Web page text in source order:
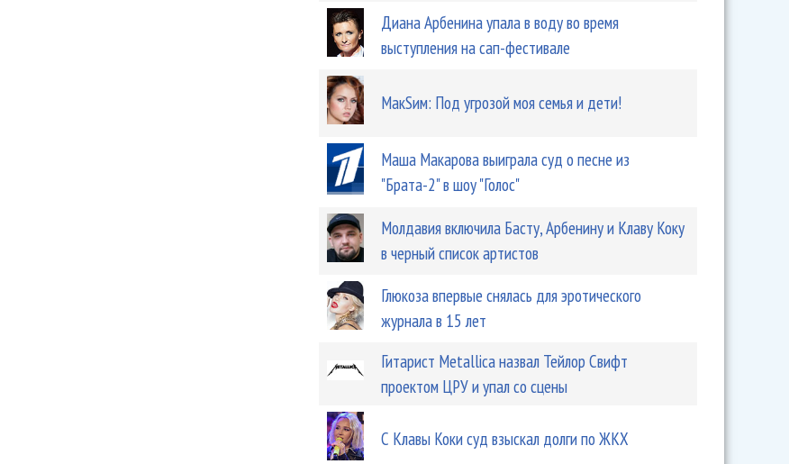
Диана Арбенина упала в воду во время
выступления на сап-фестивале
МакSим: Под угрозой моя семья и дети!
Маша Макарова выиграла суд о песне из
"Брата-2" в шоу "Голос"
Молдавия включила Басту, Арбенину и Клаву Коку
в черный список артистов
Глюкоза впервые снялась для эротического
журнала в 15 лет
Гитарист Metallica назвал Тейлор Свифт
проектом ЦРУ и упал со сцены
С Клавы Коки суд взыскал долги по ЖКХ